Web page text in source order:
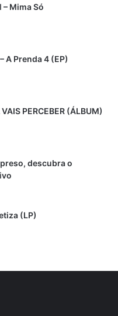
Mima Só
A Prenda 4 (EP)
PERCEBER (ÁLBUM)
descubra o
(LP)